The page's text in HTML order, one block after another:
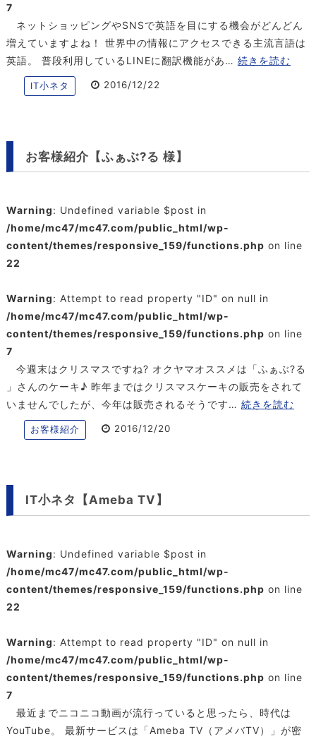
7
ネットショッピングやSNSで英語を目にする機会がどんどん
増えていますよね！ 世界中の情報にアクセスできる主流言語は
英語。 普段利用しているLINEに翻訳機能があ… 続きを読む
IT小ネタ 2016/12/22
お客様紹介【ふぁぶ?る 様】
Warning: Undefined variable $post in
/home/mc47/mc47.com/public_html/wp-
content/themes/responsive_159/functions.php on line
22
Warning: Attempt to read property "ID" on null in
/home/mc47/mc47.com/public_html/wp-
content/themes/responsive_159/functions.php on line
7
今週末はクリスマスですね? オクヤマオススメは「ふぁぶ?る
」さんのケーキ♪ 昨年まではクリスマスケーキの販売をされて
いませんでしたが、今年は販売されるそうです… 続きを読む
お客様紹介 2016/12/20
IT小ネタ【Ameba TV】
Warning: Undefined variable $post in
/home/mc47/mc47.com/public_html/wp-
content/themes/responsive_159/functions.php on line
22
Warning: Attempt to read property "ID" on null in
/home/mc47/mc47.com/public_html/wp-
content/themes/responsive_159/functions.php on line
7
最近までニコニコ動画が流行っていると思ったら、時代は
YouTube。 最新サービスは「Ameba TV（アメバTV）」が密